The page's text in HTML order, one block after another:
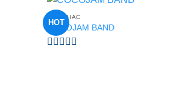
HOT
BAN NHẠC
COCOJAM BAND